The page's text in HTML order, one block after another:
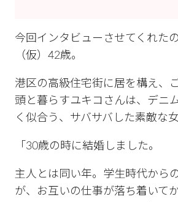
今回インタビューさせてくれた
（仮）42歳。
港区の高級住宅街に居を構え、
頭と暮らすユキコさんは、デニ
く似合う、サバサバした素敵な女
「30歳の時に結婚しました。
主人とは同い年。学生時代から
が、お互いの仕事が落ち着いて